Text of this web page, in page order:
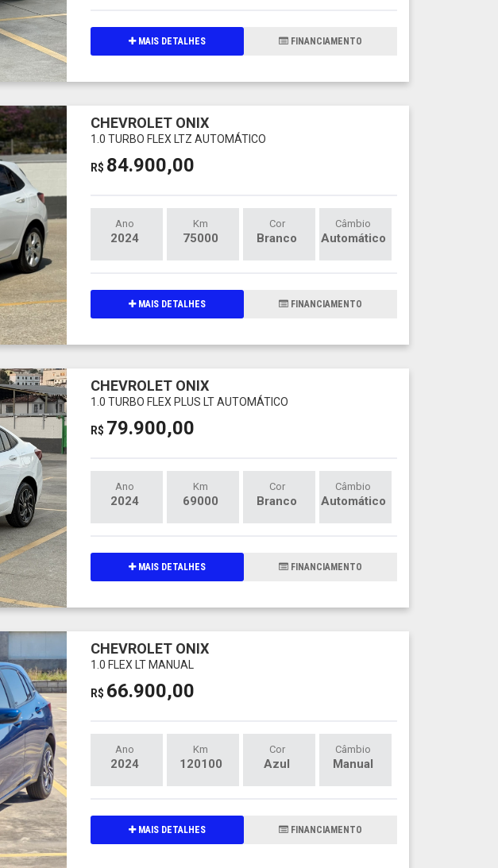
MAIS DETALHES FINANCIAMENTO
CHEVROLET ONIX
1.0 TURBO FLEX LTZ AUTOMÁTICO
R$ 84.900,00
Ano
2024
Km
75000
Cor
Branco
Câmbio
Automático
MAIS DETALHES FINANCIAMENTO
CHEVROLET ONIX
1.0 TURBO FLEX PLUS LT AUTOMÁTICO
R$ 79.900,00
Ano
2024
Km
69000
Cor
Branco
Câmbio
Automático
MAIS DETALHES FINANCIAMENTO
CHEVROLET ONIX
1.0 FLEX LT MANUAL
R$ 66.900,00
Ano
2024
Km
120100
Cor
Azul
Câmbio
Manual
MAIS DETALHES FINANCIAMENTO